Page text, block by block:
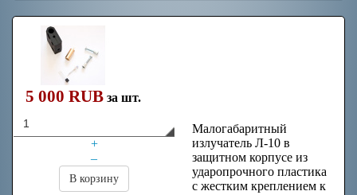
5 000 RUB за шт.
+
–
В корзину
Малогабаритный
излучатель Л-10 в
защитном корпусе из
ударопрочного пластика
с жестким креплением к